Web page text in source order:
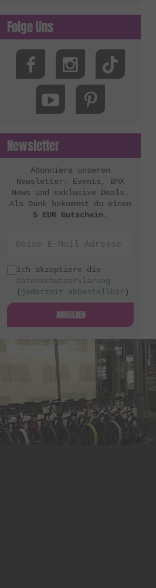
kunstform
Kuoppa Gomez Bikes
Lotek
MacNeil Bikes
Mankind Bike Co.
Metal Bikes
Mutiny Bikes
Odyssey BMX
OG Bikes
Quamen
Sequence
Simple Bike Co.
SNAFU
Soul
St Martin
Suelo
Superstar
Terrible One
Folge Uns
Newsletter
Abonniere unseren
Newsletter: Events, BMX
News und exklusive Deals.
Als Dank bekommst du einen
5 EUR Gutschein.
Ich akzeptiere die
Datenschutzerklärung
( jederzeit abbestellbar )
ANMELDEN